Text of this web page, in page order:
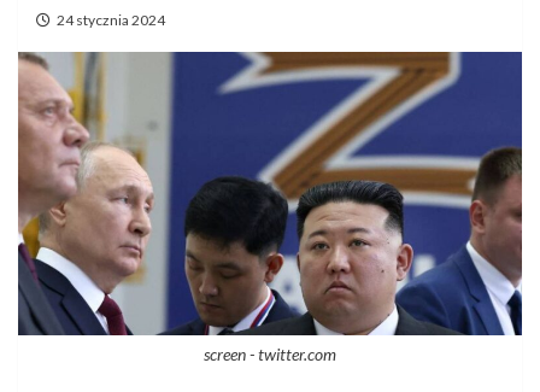
24 stycznia 2024
screen - twitter.com